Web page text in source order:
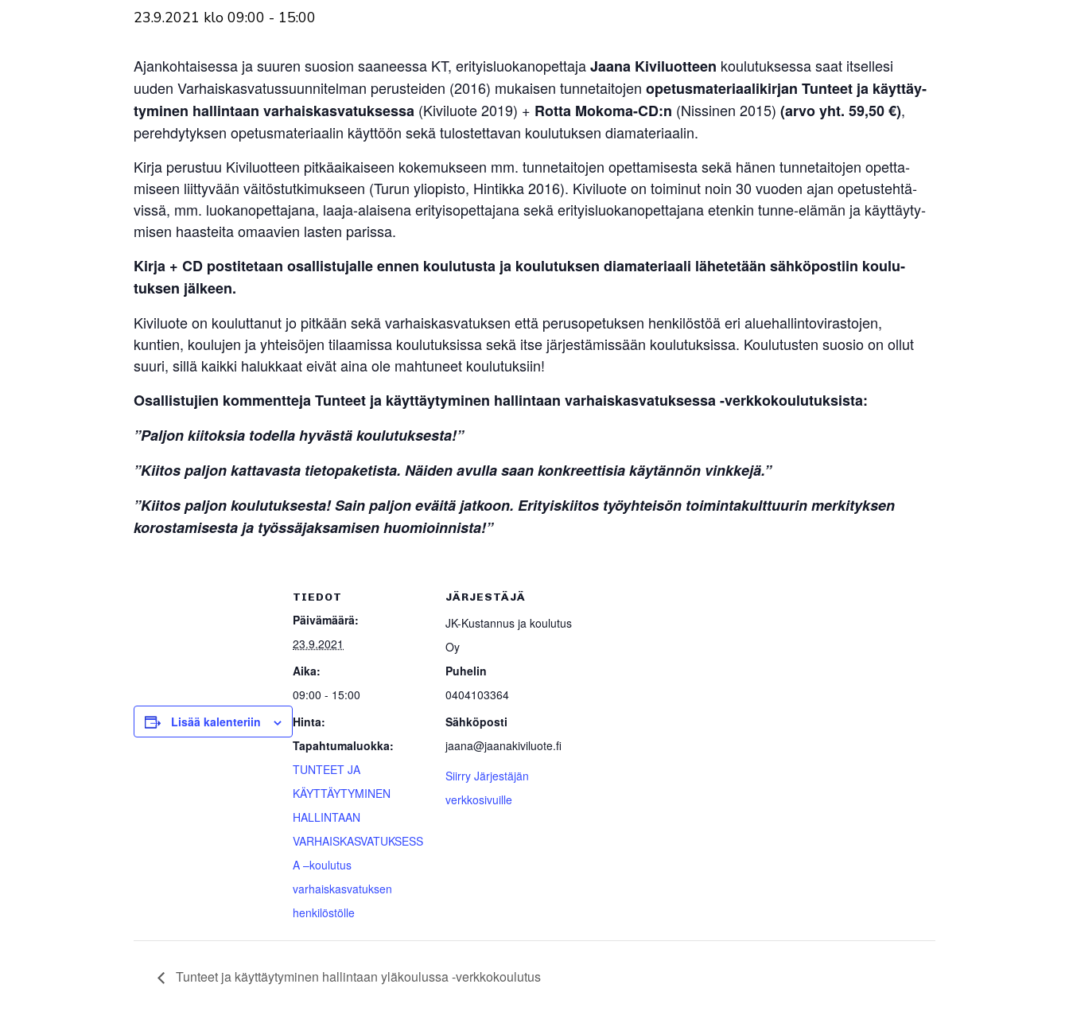
23.9.2021 klo 09:00 - 15:00
Ajan­koh­tai­sessa ja suuren suosion saa­neessa KT, eri­tyis­luo­kan­opettajaJaana Kivi­luotteen kou­lu­tuk­sessa saat itsellesi
uuden Var­hais­kas­va­tus­suun­ni­telman perus­teiden (2016) mukaisen tun­ne­tai­tojen ope­tus­ma­te­ri­aa­li­kirjan Tunteet ja käyt­täy­
ty­minen hal­lintaan var­hais­kas­va­tuk­sessa (Kivi­luote 2019) + Rotta Mokoma-CD:n (Nis­sinen 2015) (arvo yht. 59,50 €),
pereh­dy­tyksen ope­tus­ma­te­ri­aalin käyttöön sekä tulos­tet­tavan kou­lu­tuksen diamateriaalin.
Kirja perustuu Kivi­luotteen pit­kä­ai­kaiseen koke­mukseen mm. tun­ne­tai­tojen opet­ta­mi­sesta sekä hänen tun­ne­tai­tojen opet­ta­
miseen liit­tyvään väi­tös­tut­ki­mukseen (Turun yli­opisto, Hin­tikka 2016). Kivi­luote on toi­minut noin 30 vuoden ajan ope­tus­teh­tä­
vissä, mm. luo­kan­opet­tajana, laaja-alaisena eri­tyi­so­pet­tajana sekä eri­tyis­luo­kan­opet­tajana etenkin tunne-elämän ja käyt­täy­ty­
misen haas­teita omaavien lasten parissa.
Kirja + CD pos­ti­tetaan osal­lis­tu­jalle ennen kou­lu­tusta ja kou­lu­tuksen dia­ma­te­riaali lähe­tetään säh­kö­postiin kou­lu­
tuksen jälkeen.
Kivi­luote on kou­lut­tanut jo pitkään sekä var­hais­kas­va­tuksen että perus­o­pe­tuksen hen­ki­löstöä eri alue­hal­lin­to­vi­ras­tojen,
kuntien, kou­lujen ja yhtei­söjen tilaa­missa kou­lu­tuk­sissa sekä itse jär­jes­tä­missään kou­lu­tuk­sissa. Kou­lu­tusten suosio on ollut
suuri, sillä kaikki halukkaat eivät aina ole mah­tuneet koulutuksiin!
Osal­lis­tujien kom­mentteja Tunteet ja käyt­täy­ty­minen hal­lintaan var­hais­kas­va­tuk­sessa -verkkokoulutuksista:
”Paljon kii­toksia todella hyvästä koulutuksesta!”
”Kiitos paljon kat­ta­vasta tie­to­pa­ke­tista. Näiden avulla saan kon­kreet­tisia käy­tännön vinkkejä.”
”Kiitos paljon kou­lu­tuk­sesta! Sain paljon eväitä jatkoon. Eri­tyis­kiitos työyh­teisön toi­min­ta­kult­tuurin mer­ki­tyksen
koros­ta­mi­sesta ja työs­sä­jak­sa­misen huomioinnista!”
Lisää kalenteriin
TIEDOT
Päivämäärä:
23.9.2021
Aika:
09:00 - 15:00
Hinta:
Tapahtumaluokka:
TUNTEET JA
KÄYTTÄYTYMINEN
HALLINTAAN
VARHAISKASVATUKSESS
A –koulutus
varhaiskasvatuksen
henkilöstölle
JÄRJESTÄJÄ
JK-Kustannus ja koulutus
Oy
Puhelin
0404103364
Sähköposti
jaana@jaanakiviluote.fi
Siirry Järjestäjän
verkkosivuille
Tunteet ja käyttäytyminen hallintaan yläkoulussa -verkkokoulutus